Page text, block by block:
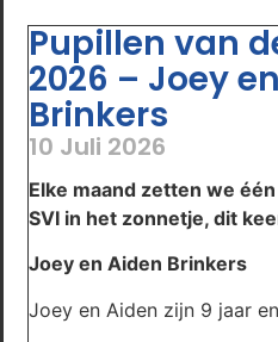
Pupillen van
2026 – Joey
Brinkers
10 Juli 2026
Elke maand zetten we
SVI in het zonnetje, dit
Joey en Aiden Brinkers
Joey en Aiden zijn 9 jaar